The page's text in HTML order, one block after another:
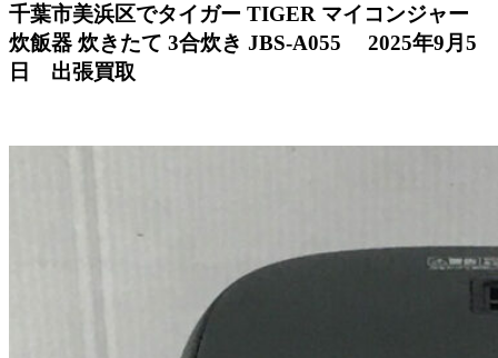
千葉市美浜区でタイガー TIGER マイコンジャー
炊飯器 炊きたて 3合炊き JBS-A055 2025年9月5
日 出張買取